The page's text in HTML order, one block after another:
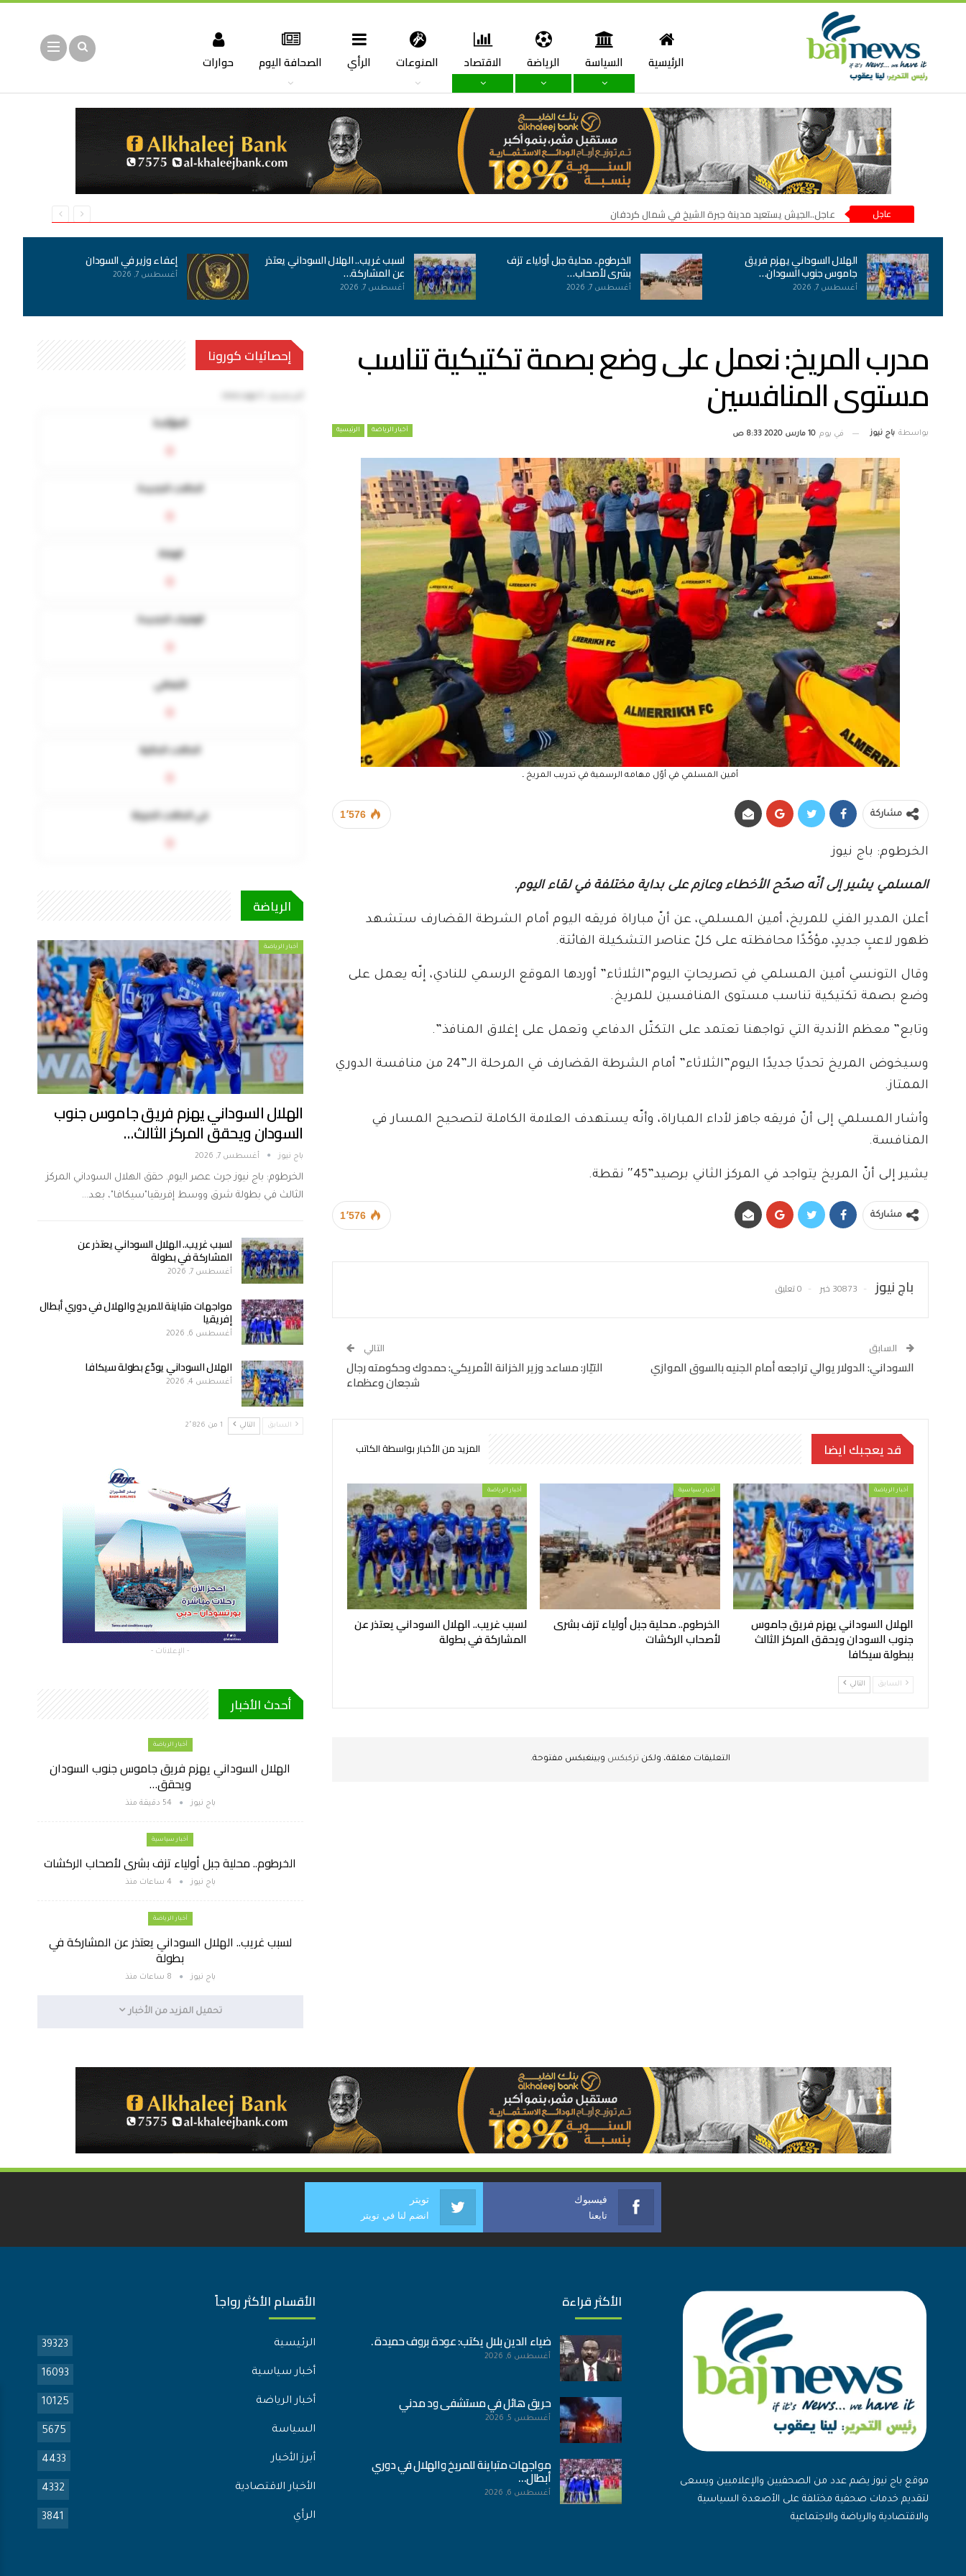
الرئيسية السياسة الرياضة الاقتصاد المنوعات الرأي الصحافة اليوم حوارات
عاجل عاجل..الجيش يستعيد مدينة جبرة الشيخ في شمال كردفان
الهلال السوداني يهزم فريق
جاموس جنوب السودان…
أغسطس 7, 2026
الخرطوم.. محلية جبل أولياء تزف
بشرى لأصحاب…
أغسطس 7, 2026
لسبب غريب.. الهلال السوداني يعتذر
عن المشاركة…
أغسطس 7, 2026
إعفاء وزير في السودان
أغسطس 7, 2026
مدرب المريخ: نعمل على وضع بصمة تكتيكية تناسب
مستوى المنافسين
أخبار الرياضة الرئيسية بواسطة باج نيوز في يوم 10 مارس 2020 8:33 ص
أمين المسلمي في أوّل مهامه الرسمية في تدريب المريخ ـ
1٬576 مشاركة
الخرطوم: باج نيوز
المسلمي يشير إلى أنّه صحّح الأخطاء وعازم على بداية مختلفة في لقاء اليوم.
أعلن المدير الفني للمريخ، أمين المسلمي، عن أنّ مباراة فريقه اليوم أمام الشرطة القضارف ستشهد
ظهور لاعبٍ جديدٍ، مؤكّدًا محافظته على كلّ عناصر التشكيلة الفائتة.
وقال التونسي أمين المسلمي في تصريحاتٍ اليوم”الثلاثاء” أوردها الموقع الرسمي للنادي، إنّه يعمل على
وضع بصمة تكتيكية تناسب مستوى المنافسين للمريخ.
وتابع” معظم الأندية التي تواجهنا تعتمد على التكتّل الدفاعي وتعمل على إغلاق المنافذ”.
وسيخوض المريخ تحديًا جديدًا اليوم”الثلاثاء” أمام الشرطة القضارف في المرحلة الـ”24 من منافسة الدوري
الممتاز.
وأشار المسلمي إلى أنّ فريقه جاهز لأداء المباراة، وأنّه يستهدف العلامة الكاملة لتصحيح المسار في
المنافسة.
يشير إلى أنّ المريخ يتواجد في المركز الثاني برصيد”45″ نقطة.
1٬576 مشاركة
باج نيوز 30873 خبر 0 تعليق
السابق
السوداني: الدولار يوالي تراجعه أمام الجنيه بالسوق الموازي
التالي
التيّار: مساعد وزير الخزانة الأمريكي: حمدوك وحكومته رجال
شجعان وعظماء
قد يعجبك ايضا المزيد من الأخبار بواسطة الكاتب
أخبار الرياضة
الهلال السوداني يهزم فريق جاموس
جنوب السودان ويحقق المركز الثالث
ببطولة سيكافا
أخبار سياسية
الخرطوم.. محلية جبل أولياء تزف بشرى
لأصحاب الركشات
أخبار الرياضة
لسبب غريب.. الهلال السوداني يعتذر عن
المشاركة في بطولة
السابق التالي
التعليقات مغلقة، ولكن تركبكس وبينغبكس مفتوحة.
إحصائيات كورونا
التعافي
في الحالات الحرجة
الرياضة
أخبار الرياضة
الهلال السوداني يهزم فريق جاموس جنوب
السودان ويحقق المركز الثالث…
باج نيوز أغسطس 7, 2026
الخرطوم: باج نيوز جرت عصر اليوم. حقق الهلال السوداني المركز
الثالث في بطولة شرق ووسط إفريقيا"سيكافا"، بعد…
لسبب غريب.. الهلال السوداني يعتذر عن
المشاركة في بطولة
أغسطس 7, 2026
مواجهات متباينة للمريخ والهلال في دوري أبطال
إفريقيا
أغسطس 6, 2026
الهلال السوداني يودّع بطولة سيكافا
أغسطس 4, 2026
السابق التالي 1 من 2٬826
- الإعلانات -
أحدث الأخبار
أخبار الرياضة
الهلال السوداني يهزم فريق جاموس جنوب السودان
ويحقق…
باج نيوز 54 دقيقة منذ
أخبار سياسية
الخرطوم.. محلية جبل أولياء تزف بشرى لأصحاب الركشات
باج نيوز 4 ساعات منذ
أخبار الرياضة
لسبب غريب.. الهلال السوداني يعتذر عن المشاركة في
بطولة
باج نيوز 8 ساعات منذ
تحميل المزيد من الأخبار
فيسبوك
تابعنا
تويتر
انضم لنا في تويتر
موقع باج نيوز يضم عدد من الصحفيين والإعلاميين ويسعى
لتقديم خدمات صحفية مختلفة على الأصعدة السياسية
والاقتصادية والرياضة والاجتماعية
الأكثر قراءة
ضياء الدين بلال يكتب: عودة بروف حميدة .
أغسطس 6, 2026
حريق هائل في مستشفى ود مدني
أغسطس 5, 2026
مواجهات متباينة للمريخ والهلال في دوري
أبطال…
أغسطس 6, 2026
الأقسام الأكثر رواجاً
الرئيسية 39323
أخبار سياسية 16093
أخبار الرياضة 10125
السياسة 5675
أبرز الأخبار 4433
الأخبار الاقتصادية 4332
الرأي 3841